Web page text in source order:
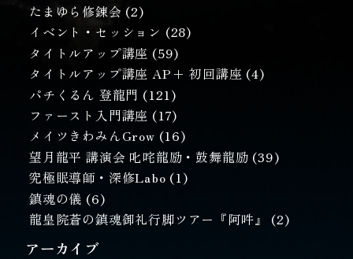
たまゆら修錬会 (2)
イベント・セッション (28)
タイトルアップ講座 (59)
タイトルアップ講座 AP+ 初回講座 (4)
パチくるん 登龍門 (121)
ファースト入門講座 (17)
メイツきわみんGrow (16)
望月龍平 講演会 叱咤龍励・鼓舞龍励 (39)
究極眠導師・深修Labo (1)
鎮魂の儀 (6)
龍皇院蒼の鎮魂御礼行脚ツアー『阿吽』 (2)
アーカイブ